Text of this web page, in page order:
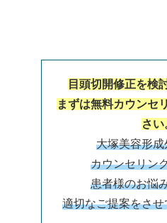
目頭切開修正を検
まずは無料カウンセ
さい
大塚美容形
カウンセリン
患者様のお悩
適切なご提案をさ